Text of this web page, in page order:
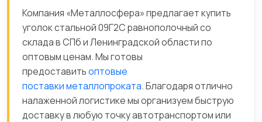
Компания «Металлосфера» предлагает купить
уголок стальной 09Г2С равнополочный со
склада в СПб и Ленинградской области по
оптовым ценам. Мы готовы
предоставитьоптовые
поставки металлопроката. Благодаря отлично
налаженной логистике мы организуем быструю
доставку в любую точку автотранспортом или